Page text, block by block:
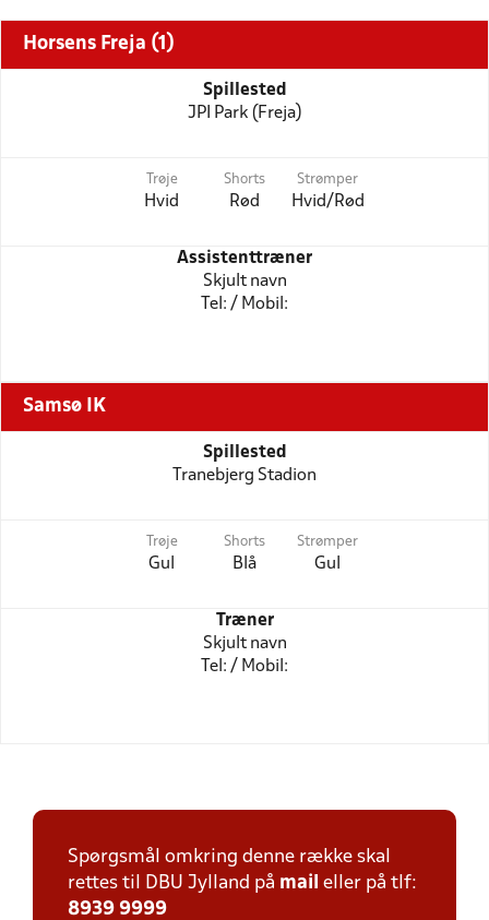
Horsens Freja (1)
Spillested
JPI Park (Freja)
Trøje
Hvid
Shorts
Rød
Strømper
Hvid/Rød
Assistenttræner
Skjult navn
Tel: / Mobil:
Samsø IK
Spillested
Tranebjerg Stadion
Trøje
Gul
Shorts
Blå
Strømper
Gul
Træner
Skjult navn
Tel: / Mobil:
Spørgsmål omkring denne række skal
rettes til DBU Jylland på mail eller på tlf:
8939 9999